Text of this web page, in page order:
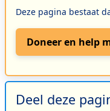
Deze pagina bestaat
Doneer en help
Deel deze